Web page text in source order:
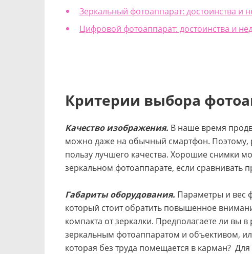
Зеркальный фотоаппарат: достоинства и
Цифровой фотоаппарат: достоинства и
Критерии выбора
Качество изображения. В наше время
можно даже на обычный смартфон. Поэтому,
пользу лучшего качества. Хорошие снимки
зеркальном фотоаппарате, если сравнивать
Габариты оборудования. Параметры и вес
который стоит обратить повышенное
компакта от зеркалки. Предполагаете ли вы
зеркальным фотоаппаратом и объективом,
которая без труда помещается в карман?